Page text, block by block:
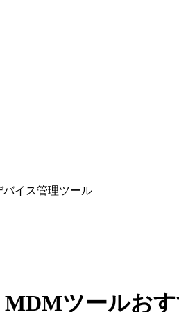
バイス管理ツール
MDMツールお